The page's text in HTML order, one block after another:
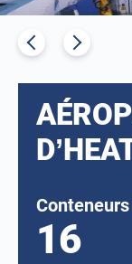
16